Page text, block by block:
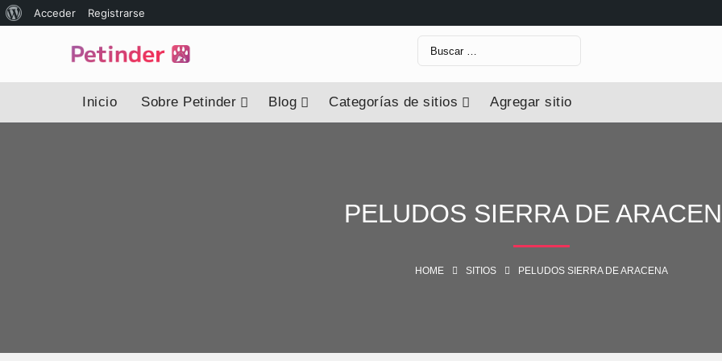
Acceder Registrarse
Inicio Sobre Petinder Blog Categorías de sitios Agregar sitio
PELUDOS SIERRA DE
HOME SITIOS PELUDOS SIERRA DE ARACENA